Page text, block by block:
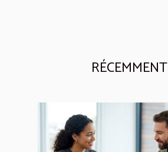
RÉCEMMENT